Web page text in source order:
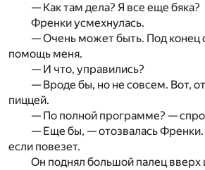
— Как там дела? Я все еще бяка?
Френки усмехнулась.
— Очень может быть. Под конец
помощь меня.
— И что, управились?
— Вроде бы, но не совсем. Вот,
пиццей.
— По полной программе? —
— Еще бы, — отозвалась
если повезет.
Он поднял большой палец вверх